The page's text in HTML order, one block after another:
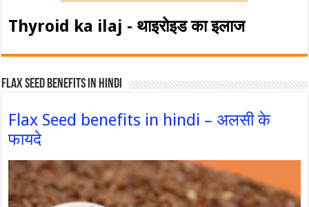
Thyroid ka ilaj - थाइरोइड का इलाज
Flax Seed Benefits in hindi
Flax Seed benefits in hindi – अलसी के
फायदे